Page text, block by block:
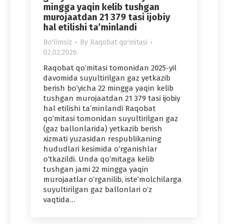
mingga yaqin kelib tushgan
murojaatdan 21 379 tasi ijobiy
hal etilishi ta’minlandi
Bo'limsiz By Raqobat qo'mitasi
02.02.2026
Raqobat qo‘mitasi tomonidan 2025-yil
davomida suyultirilgan gaz yetkazib
berish bo‘yicha 22 mingga yaqin kelib
tushgan murojaatdan 21 379 tasi ijobiy
hal etilishi ta’minlandi Raqobat
qo‘mitasi tomonidan suyultirilgan gaz
(gaz ballonlarida) yetkazib berish
xizmati yuzasidan respublikaning
hududlari kesimida o‘rganishlar
o‘tkazildi. Unda qo‘mitaga kelib
tushgan jami 22 mingga yaqin
murojaatlar o‘rganilib, iste’molchilarga
suyultirilgan gaz ballonlari o‘z
vaqtida…